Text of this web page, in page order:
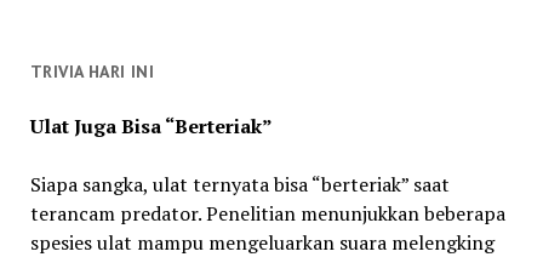
TRIVIA HARI INI
Ulat Juga Bisa “Berteriak”
Siapa sangka, ulat ternyata bisa “berteriak” saat
terancam predator. Penelitian menunjukkan beberapa
spesies ulat mampu mengeluarkan suara melengking